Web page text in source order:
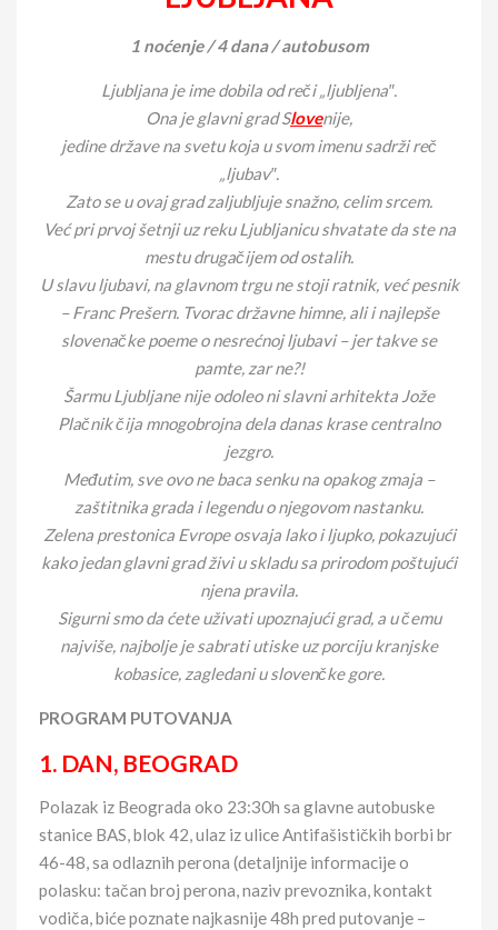
1 noćenje / 4 dana / autobusom
Ljubljana je ime dobila od reči „ljubljena″.
Ona je glavni grad Slovenije,
jedine države na svetu koja u svom imenu sadrži reč
„ljubav″.
Zato se u ovaj grad zaljubljuje snažno, celim srcem.
Već pri prvoj šetnji uz reku Ljubljanicu shvatate da ste na
mestu drugačijem od ostalih.
U slavu ljubavi, na glavnom trgu ne stoji ratnik, već pesnik
– Franc Prešern. Tvorac državne himne, ali i najlepše
slovenačke poeme o nesrećnoj ljubavi – jer takve se
pamte, zar ne?!
Šarmu Ljubljane nije odoleo ni slavni arhitekta Jože
Plačnik čija mnogobrojna dela danas krase centralno
jezgro.
Međutim, sve ovo ne baca senku na opakog zmaja –
zaštitnika grada i legendu o njegovom nastanku.
Zelena prestonica Evrope osvaja lako i ljupko, pokazujući
kako jedan glavni grad živi u skladu sa prirodom poštujući
njena pravila.
Sigurni smo da ćete uživati upoznajući grad, a u čemu
najviše, najbolje je sabrati utiske uz porciju kranjske
kobasice, zagledani u slovenčke gore.
PROGRAM PUTOVANJA
1. DAN, BEOGRAD
Polazak iz Beograda oko 23:30h sa glavne autobuske
stanice BAS, blok 42, ulaz iz ulice Antifašističkih borbi br
46-48, sa odlaznih perona (detaljnije informacije o
polasku: tačan broj perona, naziv prevoznika, kontakt
vodiča, biće poznate najkasnije 48h pred putovanje –